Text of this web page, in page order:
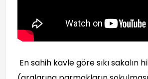
En sahih kavle göre sıkı sakalın